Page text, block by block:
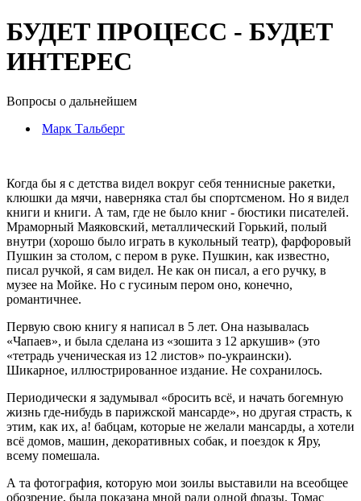
БУДЕТ ПРОЦЕСС - БУДЕТ
ИНТЕРЕС
Вопросы о дальнейшем
Марк Тальберг
Когда бы я с детства видел вокруг себя теннисные ракетки,
клюшки да мячи, наверняка стал бы спортсменом. Но я видел
книги и книги. А там, где не было книг - бюстики писателей.
Мраморный Маяковский, металлический Горький, полый
внутри (хорошо было играть в кукольный театр), фарфоровый
Пушкин за столом, с пером в руке. Пушкин, как известно,
писал ручкой, я сам видел. Не как он писал, а его ручку, в
музее на Мойке. Но с гусиным пером оно, конечно,
романтичнее.
Первую свою книгу я написал в 5 лет. Она называлась
«Чапаев», и была сделана из «зошита з 12 аркушив» (это
«тетрадь ученическая из 12 листов» по-украински).
Шикарное, иллюстрированное издание. Не сохранилось.
Периодически я задумывал «бросить всё, и начать богемную
жизнь где-нибудь в парижской мансарде», но другая страсть, к
этим, как их, а! бабцам, которые не желали мансарды, а хотели
всё домов, машин, декоративных собак, и поездок к Яру,
всему помешала.
А та фотография, которую мои зоилы выставили на всеобщее
обозрение, была показана мной ради одной фразы. Томас